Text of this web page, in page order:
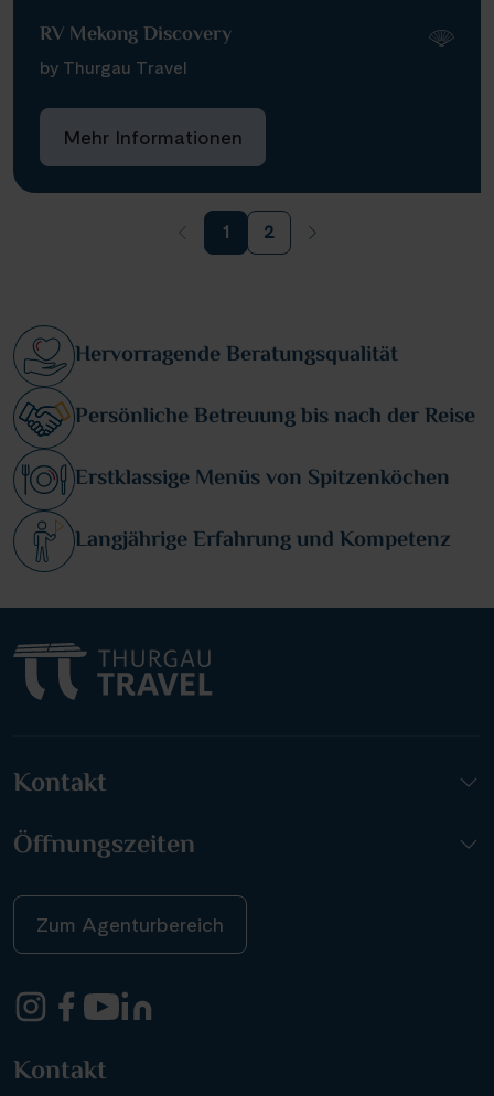
RV Mekong Discovery
by Thurgau Travel
Mehr Informationen
1 2
Hervorragende Beratungsqualität
Persönliche Betreuung bis nach der Reise
Erstklassige Menüs von Spitzenköchen
Langjährige Erfahrung und Kompetenz
Kontakt
Öffnungszeiten
Zum Agenturbereich
Kontakt